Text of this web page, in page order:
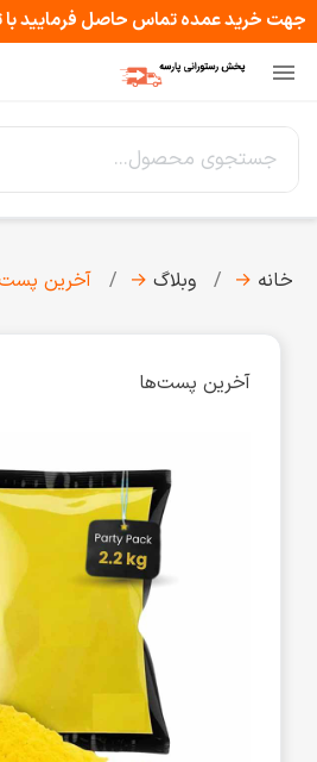
جهت خرید عمده تماس حاصل فرمایید

خانه → وبلاگ → آخرین
آخرین پست‌ها